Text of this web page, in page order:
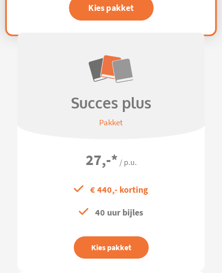
Kies pakket
Succes plus
Pakket
27,-* / p.u.
€ 440,- korting
40 uur bijles
Kies pakket